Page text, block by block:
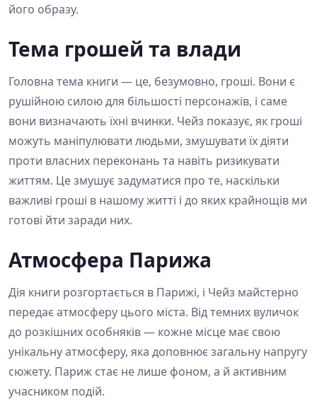
його образу.
Тема грошей та влади
Головна тема книги — це, безумовно, гроші. Вони є
рушійною силою для більшості персонажів, і саме
вони визначають їхні вчинки. Чейз показує, як гроші
можуть маніпулювати людьми, змушувати їх діяти
проти власних переконань та навіть ризикувати
життям. Це змушує задуматися про те, наскільки
важливі гроші в нашому житті і до яких крайнощів ми
готові йти заради них.
Атмосфера Парижа
Дія книги розгортається в Парижі, і Чейз майстерно
передає атмосферу цього міста. Від темних вуличок
до розкішних особняків — кожне місце має свою
унікальну атмосферу, яка доповнює загальну напругу
сюжету. Париж стає не лише фоном, а й активним
учасником подій.